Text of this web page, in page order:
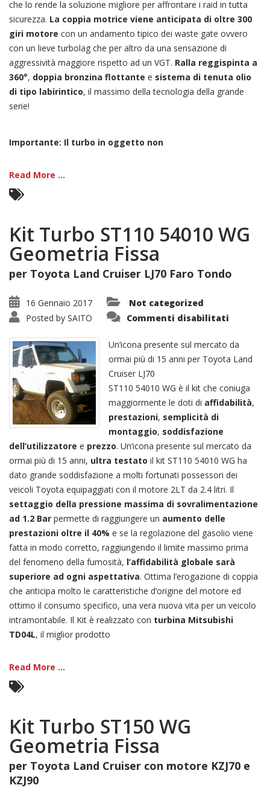
che lo rende la soluzione migliore per affrontare i raid in tutta
sicurezza. La coppia motrice viene anticipata di oltre 300
giri motore con un andamento tipico dei waste gate ovvero
con un lieve turbolag che per altro da una sensazione di
aggressività maggiore rispetto ad un VGT. Ralla reggispinta a
360°, doppia bronzina flottante e sistema di tenuta olio
di tipo labirintico, il massimo della tecnologia della grande
serie!
Importante: Il turbo in oggetto non
Read More ...
Kit Turbo ST110 54010 WG
Geometria Fissa
per Toyota Land Cruiser LJ70 Faro Tondo
16 Gennaio 2017
Not categorized
Posted by SAITO Commenti disabilitati
ST110
54010
WG
Un’icona presente sul mercato da
ormai più di 15 anni per Toyota Land
Cruiser LJ70
ST110 54010 WG è il kit che coniuga
maggiormente le doti di affidabilità,
prestazioni, semplicità di
montaggio, soddisfazione
dell’utilizzatore e prezzo. Un’icona presente sul mercato da
ormai più di 15 anni, ultra testato il kit ST110 54010 WG ha
dato grande soddisfazione a molti fortunati possessori dei
veicoli Toyota equipaggiati con il motore 2LT da 2.4 litri. Il
settaggio della pressione massima di sovralimentazione
ad 1.2 Bar permette di raggiungere un aumento delle
prestazioni oltre il 40% e se la regolazione del gasolio viene
fatta in modo corretto, raggiungendo il limite massimo prima
del fenomeno della fumosità, l’affidabilità globale sarà
superiore ad ogni aspettativa. Ottima l’erogazione di coppia
che anticipa molto le caratteristiche d’origine del motore ed
ottimo il consumo specifico, una vera nuova vita per un veicolo
intramontabile. Il Kit è realizzato con turbina Mitsubishi
TD04L, il miglior prodotto
Read More ...
Kit Turbo ST150 WG
Geometria Fissa
per Toyota Land Cruiser con motore KZJ70 e
KZJ90